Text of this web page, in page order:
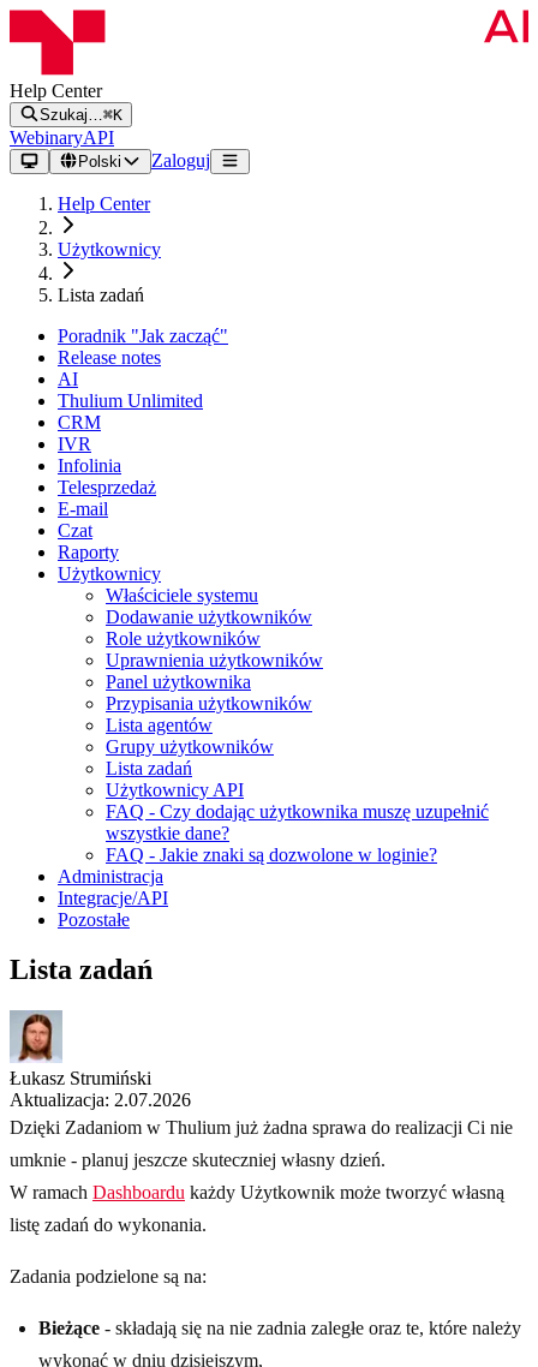
Help Center
Szukaj… ⌘K
WebinaryAPI
Polski Zaloguj
Help Center
Użytkownicy
Lista zadań
Poradnik "Jak zacząć"
Release notes
AI
Thulium Unlimited
CRM
IVR
Infolinia
Telesprzedaż
E-mail
Czat
Raporty
Użytkownicy
Właściciele systemu
Dodawanie użytkowników
Role użytkowników
Uprawnienia użytkowników
Panel użytkownika
Przypisania użytkowników
Lista agentów
Grupy użytkowników
Lista zadań
Użytkownicy API
FAQ - Czy dodając użytkownika muszę uzupełnić
wszystkie dane?
FAQ - Jakie znaki są dozwolone w loginie?
Administracja
Integracje/API
Pozostałe
Lista zadań
Łukasz Strumiński
Aktualizacja: 2.07.2026
Dzięki Zadaniom w Thulium już żadna sprawa do realizacji Ci nie
umknie - planuj jeszcze skuteczniej własny dzień.
W ramach Dashboardu każdy Użytkownik może tworzyć własną
listę zadań do wykonania.
Zadania podzielone są na:
Bieżące - składają się na nie zadnia zaległe oraz te, które należy
wykonać w dniu dzisiejszym,